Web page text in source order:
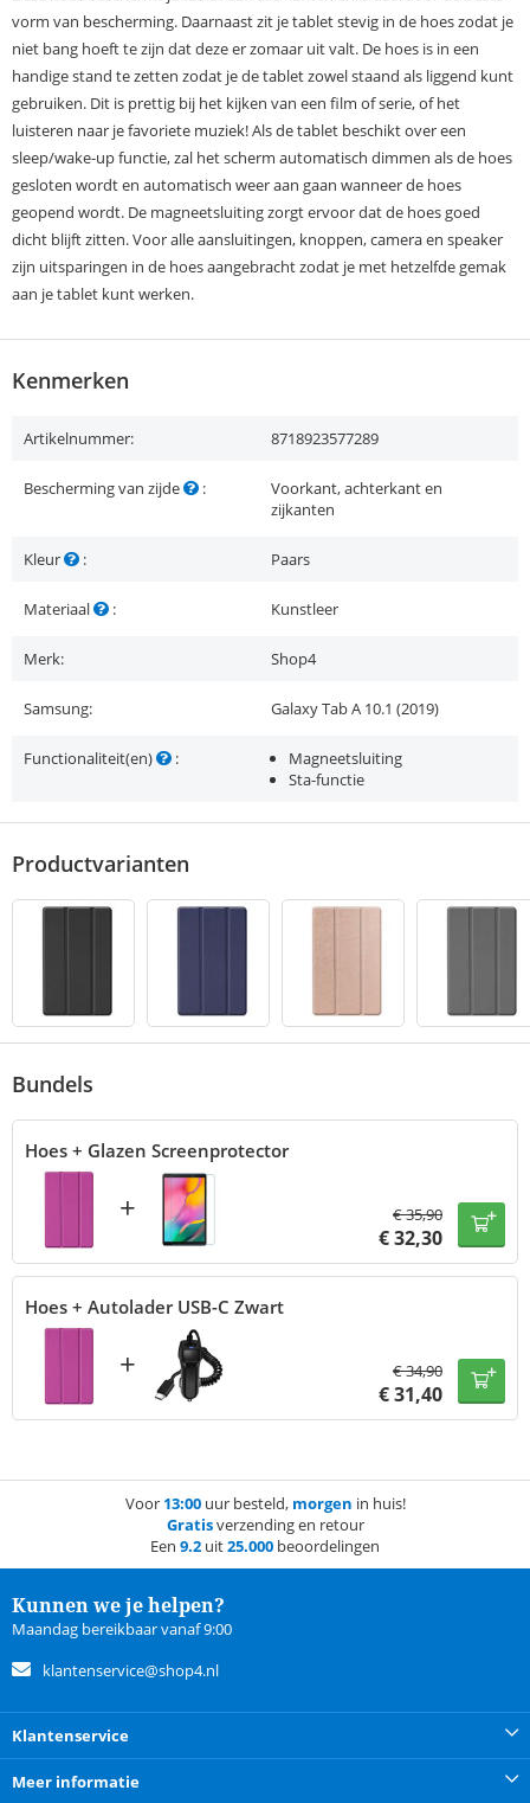
vorm van bescherming. Daarnaast zit je tablet stevig in de hoes zodat je
niet bang hoeft te zijn dat deze er zomaar uit valt. De hoes is in een
handige stand te zetten zodat je de tablet zowel staand als liggend kunt
gebruiken. Dit is prettig bij het kijken van een film of serie, of het
luisteren naar je favoriete muziek! Als de tablet beschikt over een
sleep/wake-up functie, zal het scherm automatisch dimmen als de hoes
gesloten wordt en automatisch weer aan gaan wanneer de hoes
geopend wordt. De magneetsluiting zorgt ervoor dat de hoes goed
dicht blijft zitten. Voor alle aansluitingen, knoppen, camera en speaker
zijn uitsparingen in de hoes aangebracht zodat je met hetzelfde gemak
aan je tablet kunt werken.
Kenmerken
Artikelnummer: 8718923577289
Bescherming van zijde :
Voorkant, achterkant en
zijkanten
Kleur : Paars
Materiaal : Kunstleer
Merk: Shop4
Samsung: Galaxy Tab A 10.1 (2019)
Functionaliteit(en) :
Magneetsluiting
Sta-functie
Productvarianten
Bundels
Hoes + Glazen Screenprotector
+ €35,90
€32,30
Hoes + Autolader USB-C Zwart
+ €34,90
€31,40
Voor 13:00uur besteld, morgen in huis!
Gratisverzending en retour
Een 9.2 uit25.000 beoordelingen
Kunnen we je helpen?
Maandag bereikbaar vanaf 9:00
klantenservice@shop4.nl
Klantenservice
Meer informatie